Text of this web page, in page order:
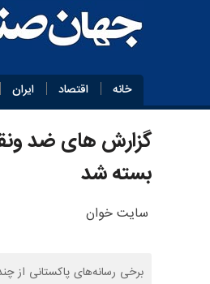
خانه اقتصاد ایران
گزارش های ضد
بسته شد
سایت خوان
برخی رسانه‌های پاکستانی از